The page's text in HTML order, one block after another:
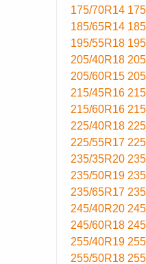
175/70R14
185/65R14
195/55R18
205/40R18
205/60R15
215/45R16
215/60R16
225/40R18
225/55R17
235/35R20
235/50R19
235/65R17
245/40R20
245/60R18
255/40R19
255/50R18